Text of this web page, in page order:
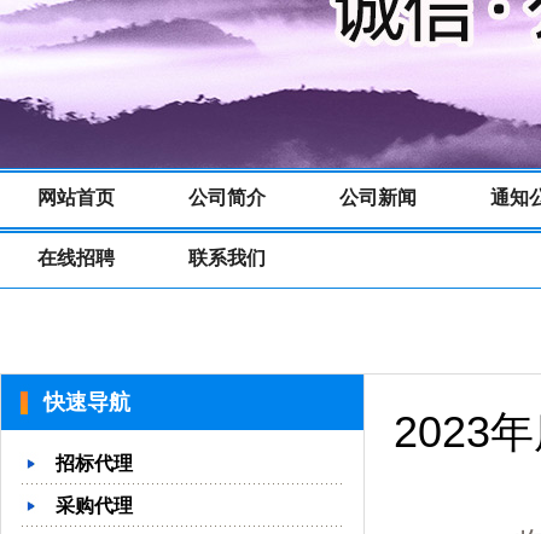
网站首页 公司简介 公司新闻 通知
在线招聘 联系我们
快速导航
招标代理
采购代理
2023